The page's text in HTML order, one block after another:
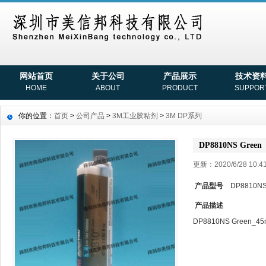
网站首页
HOME
关于公司
ABOUT
产品展示
PRODUCT
技术资
你的位置： 首页 > 公司产品 > 3M工业胶粘剂 > 3M DP系列
DP8810NS Green
更新：2020/6/28
产品型号
产品描述
DP8810NS